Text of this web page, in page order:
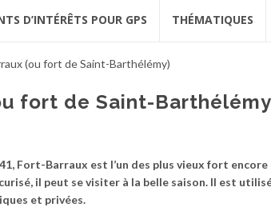
D’INTÉRÊTS POUR GPS THÉMATIQUES
(ou fort de Saint-Barthélémy)
fort de Saint-
Fort-Barraux est l’un des plus vieux fort
il peut se visiter à la belle saison. Il est
et privées.